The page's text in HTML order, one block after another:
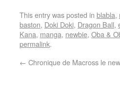
This entry was posted in blabla,
baston, Doki Doki, Dragon Ball,
Kana, manga, newbie, Oba &
permalink.
← Chronique de Macross le